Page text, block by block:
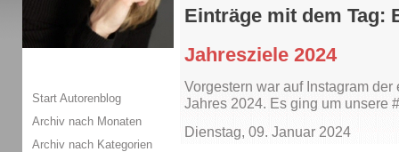
Einträge mit dem Tag:
Jahresziele 2024
Vorgestern war auf Instagram
Jahres 2024. Es ging um unsere
Dienstag, 09. Januar 2024
Start Autorenblog
Archiv nach Monaten
Archiv nach Kategorien